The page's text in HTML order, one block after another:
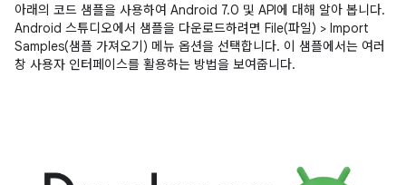
아래의 코드 샘플을 사용하여 Android 7.0 및 API에 대해 알아 봅니다.
Android 스튜디오에서 샘플을 다운로드하려면 File(파일) > Import
Samples(샘플 가져오기) 메뉴 옵션을 선택합니다. 이 샘플에서는 여러
창 사용자 인터페이스를 활용하는 방법을 보여줍니다.